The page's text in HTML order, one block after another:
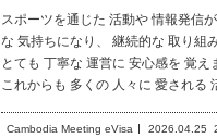
スポーツを通じた 活動や 情報発信
な 気持ちになり、 継続的な 取り組
とても 丁寧な 運営に 安心感を 覚
これからも 多くの 人々に 愛される
Cambodia Meeting eVisa 2026.04.25